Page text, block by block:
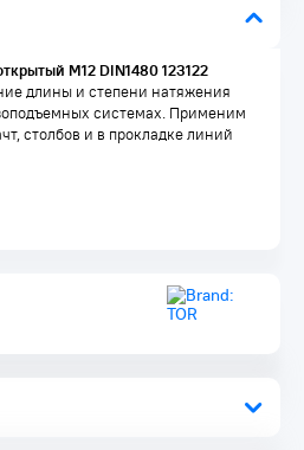
M12 DIN1480 123122
длины и степени натяжения
системах. Применим
столбов и в прокладке линий